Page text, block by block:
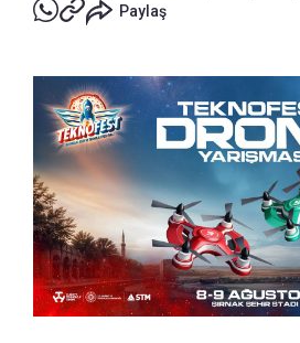
Paylaş